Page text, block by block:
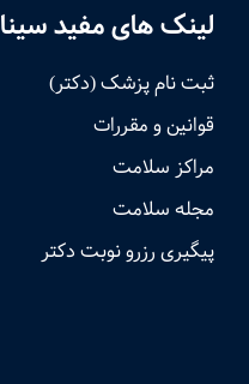
لینک های مفید
ثبت نام پزشک (دکتر)
قوانین و مقررات
مراکز سلامت
مجله سلامت
پیگیری رزرو نوبت دکتر